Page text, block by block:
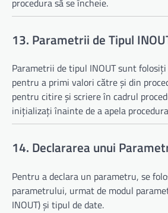
13. Parametrii de Tipul
Parametrii de tipul INOUT sunt
pentru a primi valori către și din
pentru citire și scriere în cadrul
inițializați înainte de a apela
14. Declararea unui
Pentru a declara un parametru, se
parametrului, urmat de modul
INOUT) și tipul de date.